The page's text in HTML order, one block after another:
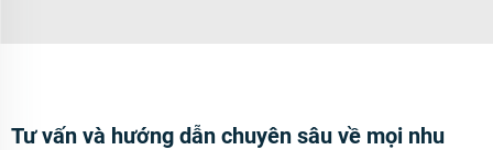
Tư vấn và hướng dẫn chuyên sâu về mọi nhu